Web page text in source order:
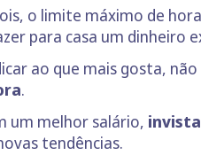
o limite máximo de
para casa um dinheiro
ao que mais gosta, não
.
um melhor salário,
tendências.